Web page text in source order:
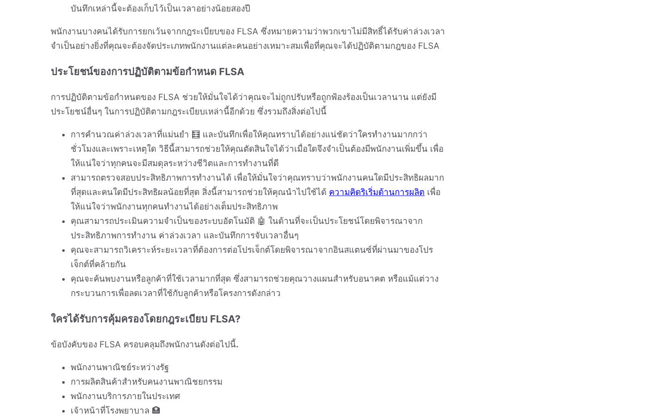
บันทึกเหล่านี้จะต้องเก็บไว้เป็นเวลาอย่างน้อยสองปี
พนักงานบางคนได้รับการยกเว้นจากกฎระเบียบของ FLSA ซึ่งหมายความว่าพวกเขาไม่มีสิทธิ์ได้รับค่าล่วงเวลา
จำเป็นอย่างยิ่งที่คุณจะต้องจัดประเภทพนักงานแต่ละคนอย่างเหมาะสมเพื่อที่คุณจะได้ปฏิบัติตามกฎของ FLSA
ประโยชน์ของการปฏิบัติตามข้อกำหนด FLSA
การปฏิบัติตามข้อกำหนดของ FLSA ช่วยให้มั่นใจได้ว่าคุณจะไม่ถูกปรับหรือถูกฟ้องร้องเป็นเวลานาน แต่ยังมี
ประโยชน์อื่นๆ ในการปฏิบัติตามกฎระเบียบเหล่านี้อีกด้วย ซึ่งรวมถึงสิ่งต่อไปนี้
การคำนวณค่าล่วงเวลาที่แม่นยำ 🧮 และบันทึกเพื่อให้คุณทราบได้อย่างแน่ชัดว่าใครทำงานมากกว่า
ชั่วโมงและเพราะเหตุใด วิธีนี้สามารถช่วยให้คุณตัดสินใจได้ว่าเมื่อใดจึงจำเป็นต้องมีพนักงานเพิ่มขึ้น เพื่อ
ให้แน่ใจว่าทุกคนจะมีสมดุลระหว่างชีวิตและการทำงานที่ดี
สามารถตรวจสอบประสิทธิภาพการทำงานได้ เพื่อให้มั่นใจว่าคุณทราบว่าพนักงานคนใดมีประสิทธิผลมาก
ที่สุดและคนใดมีประสิทธิผลน้อยที่สุด สิ่งนี้สามารถช่วยให้คุณนำไปใช้ได้ ความคิดริเริ่มด้านการผลิต เพื่อ
ให้แน่ใจว่าพนักงานทุกคนทำงานได้อย่างเต็มประสิทธิภาพ
คุณสามารถประเมินความจำเป็นของระบบอัตโนมัติ 🤖 ในด้านที่จะเป็นประโยชน์โดยพิจารณาจาก
ประสิทธิภาพการทำงาน ค่าล่วงเวลา และบันทึกการจับเวลาอื่นๆ
คุณจะสามารถวิเคราะห์ระยะเวลาที่ต้องการต่อโปรเจ็กต์โดยพิจารณาจากอินสแตนซ์ที่ผ่านมาของโปร
เจ็กต์ที่คล้ายกัน
คุณจะค้นพบงานหรือลูกค้าที่ใช้เวลามากที่สุด ซึ่งสามารถช่วยคุณวางแผนสำหรับอนาคต หรือแม้แต่วาง
กระบวนการเพื่อลดเวลาที่ใช้กับลูกค้าหรือโครงการดังกล่าว
ใครได้รับการคุ้มครองโดยกฎระเบียบ FLSA?
ข้อบังคับของ FLSA ครอบคลุมถึงพนักงานดังต่อไปนี้.
พนักงานพาณิชย์ระหว่างรัฐ
การผลิตสินค้าสำหรับคนงานพาณิชยกรรม
พนักงานบริการภายในประเทศ
เจ้าหน้าที่โรงพยาบาล 🏥